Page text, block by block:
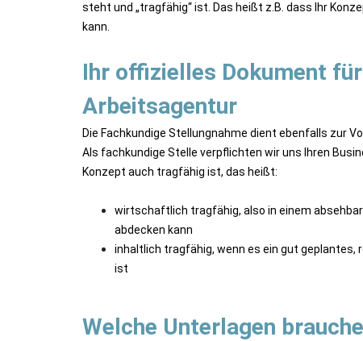
steht und „tragfähig“ ist. Das heißt z.B. dass Ihr
kann.
Ihr offizielles Dokument
Arbeitsagentur
Die Fachkundige Stellungnahme dient ebenfalls zur
Als fachkundige Stelle verpflichten wir uns Ihren
Konzept auch tragfähig ist, das heißt:
wirtschaftlich tragfähig, also in einem
abdecken kann
inhaltlich tragfähig, wenn es ein gut
ist
Welche Unterlagen